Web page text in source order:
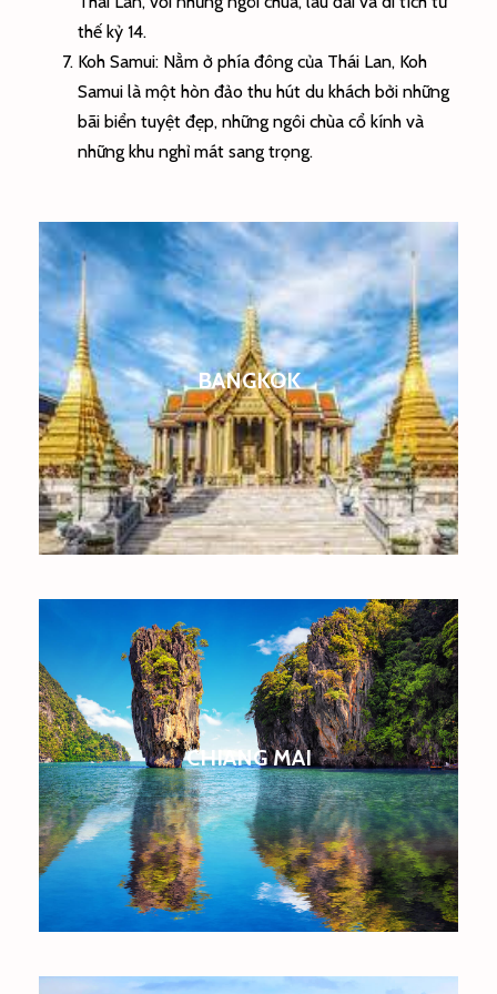
thế kỷ 14.
Koh Samui: Nằm ở phía đông của Thái Lan, Koh
Samui là một hòn đảo thu hút du khách bởi những
bãi biển tuyệt đẹp, những ngôi chùa cổ kính và
những khu nghỉ mát sang trọng.
BANGKOK
CHIANG MAI